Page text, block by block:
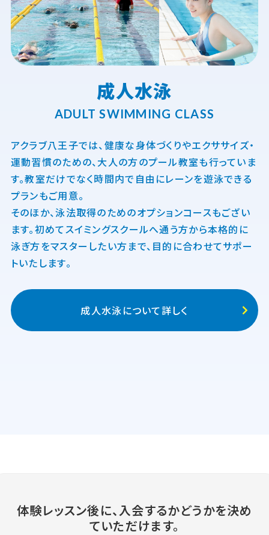
成人水泳
ADULT SWIMMING CLASS
アクラブ八王子では、健康な身体づくりやエクササイズ・
運動習慣のための、大人の方のプール教室も行っていま
す。教室だけでなく時間内で自由にレーンを遊泳できる
プランもご用意。
そのほか、泳法取得のためのオプションコースもござい
ます。初めてスイミングスクールへ通う方から本格的に
泳ぎ方をマスターしたい方まで、目的に合わせてサポー
トいたします。
成人水泳について詳しく
体験レッスン後に、入会するかどうかを決め
ていただけます。